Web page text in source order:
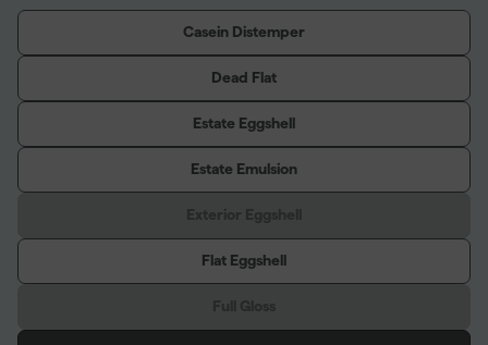
Casein Distemper
Dead Flat
Estate Eggshell
Estate Emulsion
Flat Eggshell